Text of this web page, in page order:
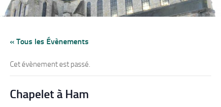
« Tous les Évènements
Cet évènement est passé.
Chapelet à Ham